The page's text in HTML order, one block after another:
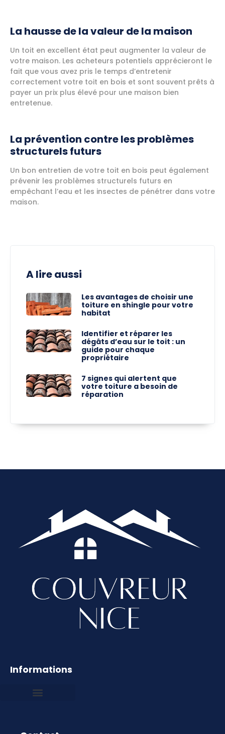
La hausse de la valeur de la maison
Un toit en excellent état peut augmenter la valeur de
votre maison. Les acheteurs potentiels apprécieront le
fait que vous avez pris le temps d’entretenir
correctement votre toit en bois et sont souvent prêts à
payer un prix plus élevé pour une maison bien
entretenue.
La prévention contre les problèmes
structurels futurs
Un bon entretien de votre toit en bois peut également
prévenir les problèmes structurels futurs en
empêchant l’eau et les insectes de pénétrer dans votre
maison.
A lire aussi
Les avantages de choisir une
toiture en shingle pour votre
habitat
Identifier et réparer les
dégâts d’eau sur le toit : un
guide pour chaque
propriétaire
7 signes qui alertent que
votre toiture a besoin de
réparation
Informations